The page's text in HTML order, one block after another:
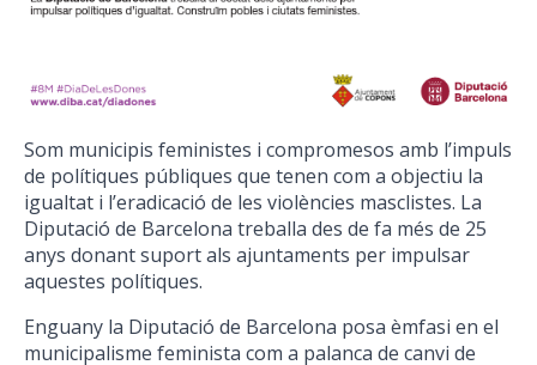
Som municipis feministes i compromesos amb l’impuls
de polítiques públiques que tenen com a objectiu la
igualtat i l’eradicació de les violències masclistes. La
Diputació de Barcelona treballa des de fa més de 25
anys donant suport als ajuntaments per impulsar
aquestes polítiques.
Enguany la Diputació de Barcelona posa èmfasi en el
municipalisme feminista com a palanca de canvi de